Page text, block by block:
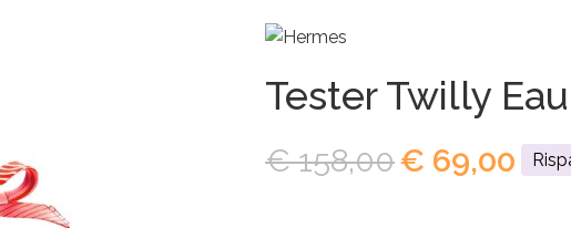
Tester Twilly
€158,00€ 69,00